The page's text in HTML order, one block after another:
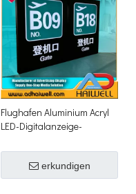
Flughafen Aluminium Acryl
LED-Digitalanzeige-
Signage
erkundigen